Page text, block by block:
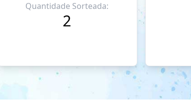
Quantidade Sorteada:
2